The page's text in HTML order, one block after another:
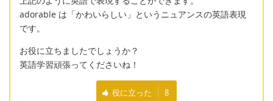
adorable は「かわいらしい」というニュアンスの英語表現
です。
お役に立ちましたでしょうか？
英語学習頑張ってくださいね！
役に立った 8